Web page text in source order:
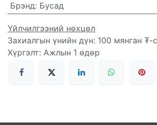
Брэнд: Бусад
Үйлчилгээний нөхцөл
Захиалгын үнийн дүн: 100 мянган ₮-
Хүргэлт: Ажлын 1 өдөр